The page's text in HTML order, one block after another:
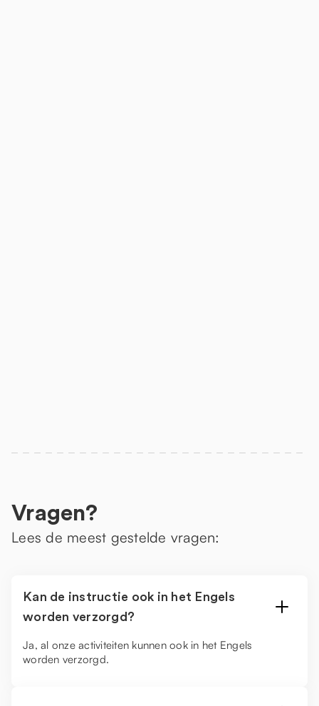
Vragen?
Lees de meest gestelde vragen:
Kan de instructie ook in het Engels
worden verzorgd?
Ja, al onze activiteiten kunnen ook in het Engels
worden verzorgd.